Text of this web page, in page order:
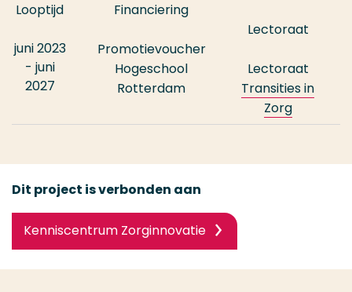
Looptijd
juni 2023
- juni
2027
Financiering
Promotievoucher
Hogeschool
Rotterdam
Lectoraat
Lectoraat
Transities in
Zorg
Dit project is verbonden aan
Kenniscentrum Zorginnovatie